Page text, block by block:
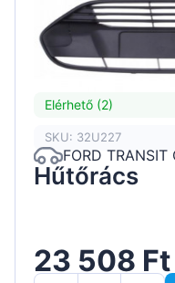
Elérhető (2)
SKU: 32U227
FORD
Hűtőrács
23 508 Ft